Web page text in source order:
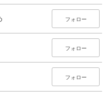
フォロー
フォロー
フォロー